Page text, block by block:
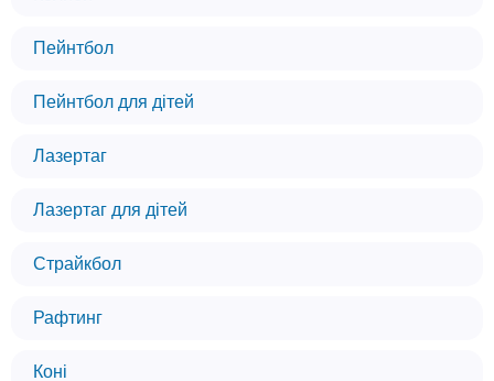
Пейнтбол
Пейнтбол для дітей
Лазертаг
Лазертаг для дітей
Страйкбол
Рафтинг
Коні